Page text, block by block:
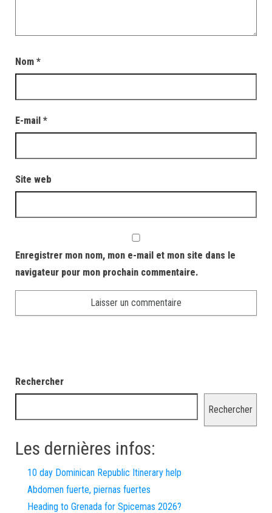
Nom *
E-mail *
Site web
Enregistrer mon nom, mon e-mail et mon site dans le
navigateur pour mon prochain commentaire.
Rechercher
Rechercher
Les dernières infos:
10 day Dominican Republic Itinerary help
Abdomen fuerte, piernas fuertes
Heading to Grenada for Spicemas 2026?